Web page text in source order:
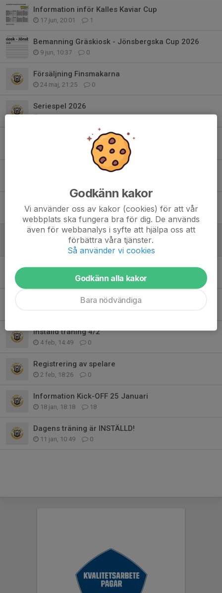
Information inför Kalles Kaviar Cup
17 jun, 20:01 1
Bemanning Gräskiosk - Jönsbergska Cup 2026
9 jun, 10:37 0
Försäljning Finsmakarna
24 maj, 21:25 0
Seriespel 2026
16 apr, 21:10 0
SAIS-Dagen/Läger
0
Start av försäljning
22 mar, 12:09 0
Påminnelse: Spelarregistrering
11 mar, 17:04 0
Föräldragruppen informerar
4 mar, 20:17 1
Information Nyköping Trophy!
Inställd träning 4/2
4 feb, 14:49 0
Registrering av spelare
2 feb, 18:26 0
Information Kick-OFF 25 Januari
18 jan, 18:18 18
Dagens träning är INSTÄLLD!
11 jan, 10:49 0
Godkänn kakor
Vi använder oss av kakor (cookies) för att vår
webbplats ska fungera bra för dig. De används
även för webbanalys i syfte att hjälpa oss att
förbättra våra tjänster.
Så använder vi cookies
Godkänn alla kakor
Bara nödvändiga